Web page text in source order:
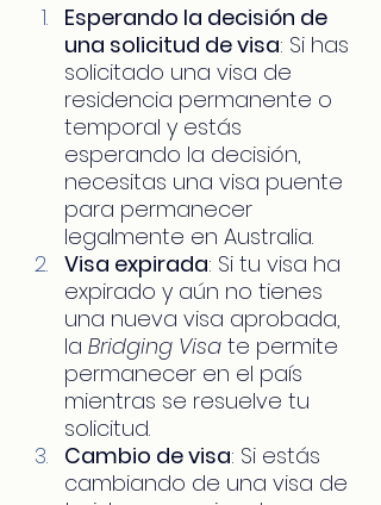
Esperando la decisión de
una solicitud de visa: Si has
solicitado una visa de
residencia permanente o
temporal y estás
esperando la decisión,
necesitas una visa puente
para permanecer
legalmente en Australia.
Visa expirada: Si tu visa ha
expirado y aún no tienes
una nueva visa aprobada,
la Bridging Visa te permite
permanecer en el país
mientras se resuelve tu
solicitud.
Cambio de visa: Si estás
cambiando de una visa de